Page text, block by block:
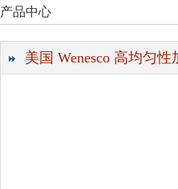
产品中心
美国 Wenesco 高均匀性